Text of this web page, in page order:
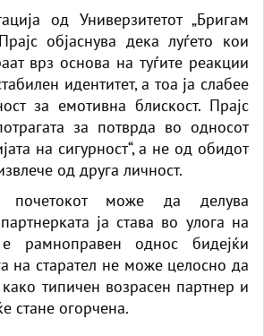
од Универзитетот „Бригам
објаснува дека луѓето кои
врз основа на туѓите реакции
идентитет, а тоа ја слабее
за емотивна блискост. Прајс
за потврда во односот
на сигурност“, а не од обидот
од друга личност.
може да делува
ја става во улога на
рамноправен однос бидејќи
на старател не може целосно да
типичен возрасен партнер и
стане огорчена.